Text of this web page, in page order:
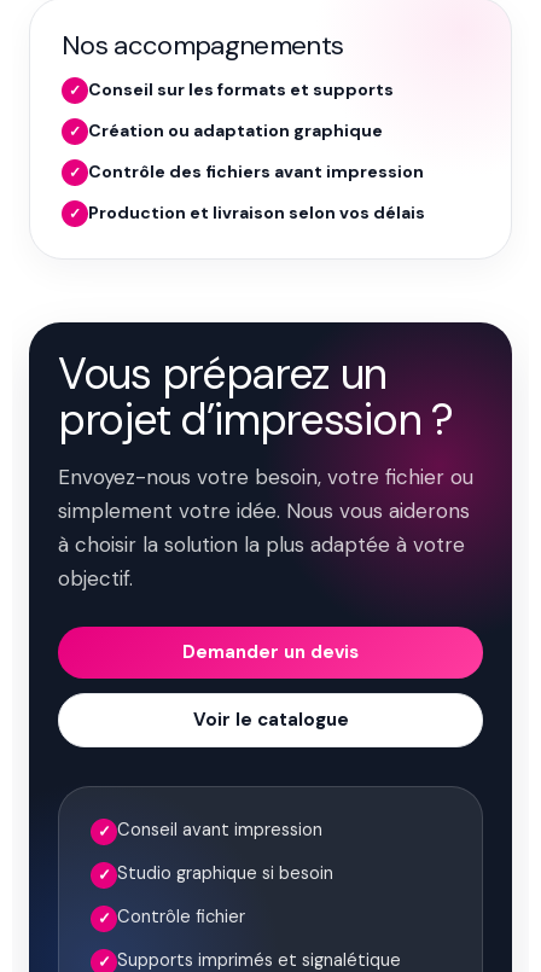
Nos accompagnements
✓ Conseil sur les formats et supports
✓ Création ou adaptation graphique
✓ Contrôle des fichiers avant impression
✓ Production et livraison selon vos délais
Vous préparez un
projet d’impression ?
Envoyez-nous votre besoin, votre fichier ou
simplement votre idée. Nous vous aiderons
à choisir la solution la plus adaptée à votre
objectif.
Demander un devis
Voir le catalogue
✓ Conseil avant impression
✓ Studio graphique si besoin
✓ Contrôle fichier
✓ Supports imprimés et signalétique